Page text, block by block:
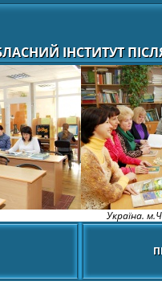
ІНСТИТУТ
Україна.